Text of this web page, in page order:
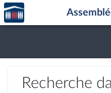
Aller au contenu
Aller en bas de la page
Accèder
à la
page
Recherche